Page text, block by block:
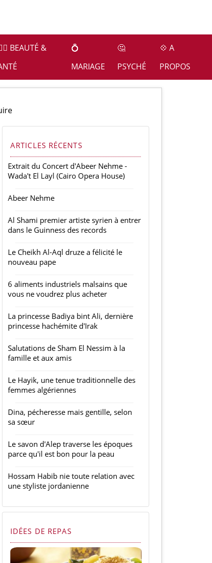
BEAUTÉ &
💍
MARIAGE
🤔
PSYCHÉ
💠 A
PROPOS
ARTICLES RÉCENTS
Extrait du Concert d'Abeer Nehme -
Wada't El Layl (Cairo Opera House)
Abeer Nehme
Al Shami premier artiste syrien à entrer
dans le Guinness des records
Le Cheikh Al-Aql druze a félicité le
nouveau pape
6 aliments industriels malsains que
vous ne voudrez plus acheter
La princesse Badiya bint Ali, dernière
princesse hachémite d'Irak
Salutations de Sham El Nessim à la
famille et aux amis
Le Hayik, une tenue traditionnelle des
femmes algériennes
Dina, pécheresse mais gentille, selon
sa sœur
Le savon d'Alep traverse les époques
parce qu'il est bon pour la peau
Hossam Habib nie toute relation avec
une styliste jordanienne
IDÉES DE REPAS